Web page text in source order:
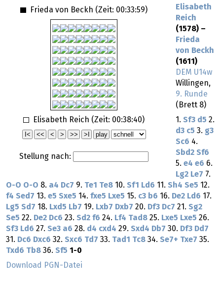
Frieda von Beckh (Zeit: 00:33:59)
Elisabeth Reich (Zeit: 00:38:40)
Stellung nach:
Elisabeth
Reich
(1578) –
Frieda
von Beckh
(1611)
DEM U14w
Willingen,
9. Runde
(Brett 8)
1. Sf3 d5 2.
d3 c5 3. g3
Sc6 4.
Sbd2 Sf6
5. e4 e6 6.
Lg2 Le7 7.
O-O O-O 8. a4 Dc7 9. Te1 Te8 10. Sf1 Ld6 11. Sh4 Se5 12.
f4 Sed7 13. e5 Sxe5 14. fxe5 Lxe5 15. c3 b6 16. De2 Ld6 17.
Lg5 Sd7 18. Lxd5 Lb7 19. Lxb7 Dxb7 20. Df3 Dc7 21. Sg2
Se5 22. De2 Dc6 23. Sd2 f6 24. Lf4 Tad8 25. Lxe5 Lxe5 26.
Sf3 Ld6 27. Se3 a6 28. d4 cxd4 29. Sxd4 Db7 30. Df3 Dd7
31. Dc6 Dxc6 32. Sxc6 Td7 33. Tad1 Tc8 34. Se7+ Txe7 35.
Txd6 Tb8 36. Sf5 1-0
Download PGN-Datei